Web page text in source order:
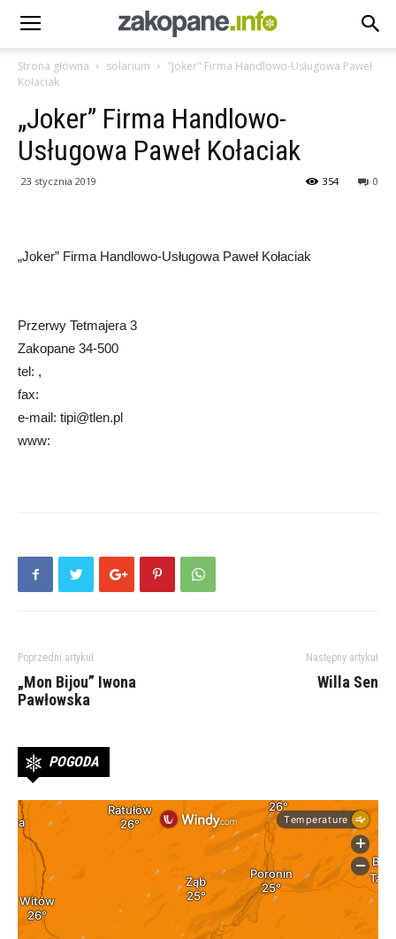
Strona główna solarium
"Joker" Firma Handlowo-Usługowa Paweł
Kołaciak
„Joker” Firma Handlowo-
Usługowa Paweł Kołaciak
23 stycznia 2019 0
354
„Joker” Firma Handlowo-Usługowa Paweł Kołaciak
Przerwy Tetmajera 3
Zakopane 34-500
tel: ,
fax:
e-mail: tipi@tlen.pl
www:
Poprzedni artykuł
„Mon Bijou” Iwona
Pawłowska
Następny artykuł
Willa Sen
POGODA